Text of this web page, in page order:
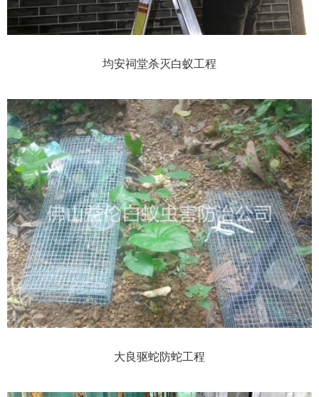
均安祠堂杀灭白蚁工程
大良驱蛇防蛇工程